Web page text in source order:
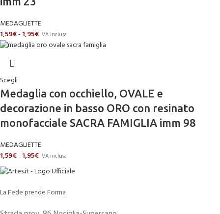
MEDAGLIETTE
1,59€- 1,95€ IVA inclusa
Scegli
Medaglia con occhiello, OVALE e
decorazione in basso ORO con resinato
monofacciale SACRA FAMIGLIA imm 98
MEDAGLIETTE
1,59€- 1,95€ IVA inclusa
La Fede prende Forma